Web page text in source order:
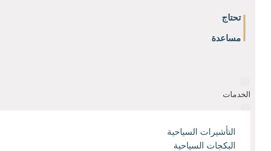
تحتاج
مساعدة
الخدمات
التأشيرات السياحية
البكجات السياحية